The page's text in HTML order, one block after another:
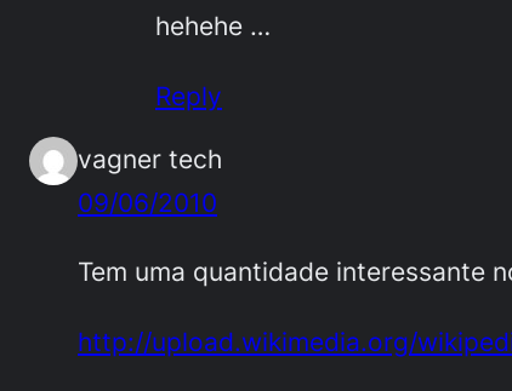
hehehe …
Reply
vagner tech
09/06/2010
Tem uma quantidade interessante
http://upload.wikimedia.org/